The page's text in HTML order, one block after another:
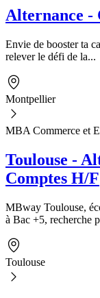
Alternance -
Envie de booster ta
relever le défi de la...
Montpellier
MBA Commerce et
Toulouse -
Comptes H/F
MBway Toulouse,
à Bac +5, recherche
Toulouse